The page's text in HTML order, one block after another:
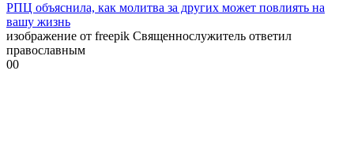
РПЦ объяснила, как молитва за других может повлиять на
вашу жизнь
изображение от freepik Священнослужитель ответил
православным
00